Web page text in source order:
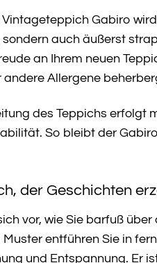
Vintageteppich Gabiro
sondern auch äußerst
an Ihrem neuen
andere Allergene
des Teppichs erfolgt
So bleibt der
der Geschichten
vor, wie Sie barfuß
Muster entführen Sie in
und Entspannung. Er